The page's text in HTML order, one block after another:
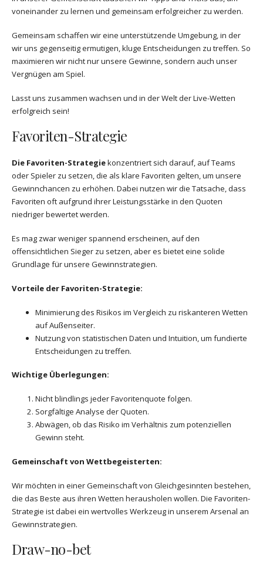
voneinander zu lernen und gemeinsam erfolgreicher zu werden.
Gemeinsam schaffen wir eine unterstützende Umgebung, in der
wir uns gegenseitig ermutigen, kluge Entscheidungen zu treffen. So
maximieren wir nicht nur unsere Gewinne, sondern auch unser
Vergnügen am Spiel.
Lasst uns zusammen wachsen und in der Welt der Live-Wetten
erfolgreich sein!
Favoriten-Strategie
Die Favoriten-Strategiekonzentriert sich darauf, auf Teams
oder Spieler zu setzen, die als klare Favoriten gelten, um unsere
Gewinnchancen zu erhöhen. Dabei nutzen wir die Tatsache, dass
Favoriten oft aufgrund ihrer Leistungsstärke in den Quoten
niedriger bewertet werden.
Es mag zwar weniger spannend erscheinen, auf den
offensichtlichen Sieger zu setzen, aber es bietet eine solide
Grundlage für unsere Gewinnstrategien.
Vorteile der Favoriten-Strategie:
Minimierung des Risikos im Vergleich zu riskanteren Wetten
auf Außenseiter.
Nutzung von statistischen Daten und Intuition, um fundierte
Entscheidungen zu treffen.
Wichtige Überlegungen:
Nicht blindlings jeder Favoritenquote folgen.
Sorgfältige Analyse der Quoten.
Abwägen, ob das Risiko im Verhältnis zum potenziellen
Gewinn steht.
Gemeinschaft von Wettbegeisterten:
Wir möchten in einer Gemeinschaft von Gleichgesinnten bestehen,
die das Beste aus ihren Wetten herausholen wollen. Die Favoriten-
Strategie ist dabei ein wertvolles Werkzeug in unserem Arsenal an
Gewinnstrategien.
Draw-no-bet